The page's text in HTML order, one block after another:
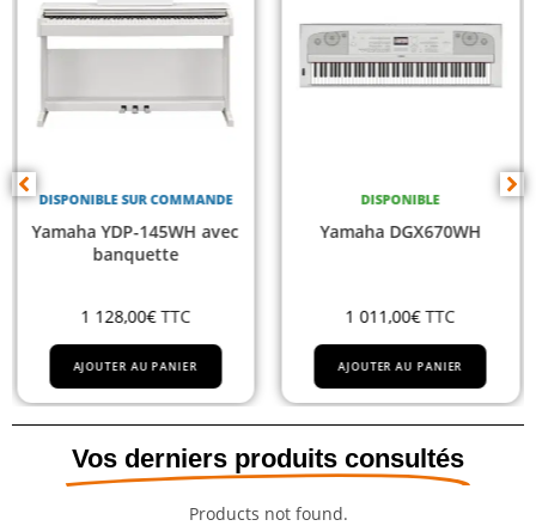
DISPONIBLE SUR COMMANDE
Yamaha YDP-145WH avec
banquette
1 128,00€ TTC
AJOUTER AU PANIER
DISPONIBLE
Yamaha DGX670WH
1 011,00€ TTC
AJOUTER AU PANIER
Vos derniers produits consultés
Products not found.